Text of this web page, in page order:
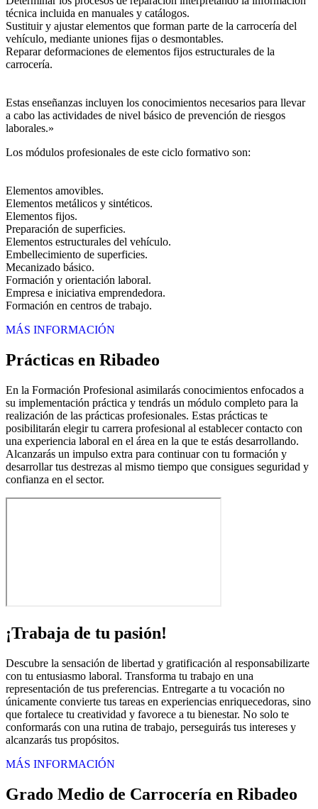
técnica incluida en manuales y catálogos.
Sustituir y ajustar elementos que forman parte de la carrocería del
vehículo, mediante uniones fijas o desmontables.
Reparar deformaciones de elementos fijos estructurales de la
carrocería.
Estas enseñanzas incluyen los conocimientos necesarios para llevar
a cabo las actividades de nivel básico de prevención de riesgos
laborales.»
Los módulos profesionales de este ciclo formativo son:
Elementos amovibles.
Elementos metálicos y sintéticos.
Elementos fijos.
Preparación de superficies.
Elementos estructurales del vehículo.
Embellecimiento de superficies.
Mecanizado básico.
Formación y orientación laboral.
Empresa e iniciativa emprendedora.
Formación en centros de trabajo.
MÁS INFORMACIÓN
Prácticas en Ribadeo
En la Formación Profesional asimilarás conocimientos enfocados a
su implementación práctica y tendrás un módulo completo para la
realización de las prácticas profesionales. Estas prácticas te
posibilitarán elegir tu carrera profesional al establecer contacto con
una experiencia laboral en el área en la que te estás desarrollando.
Alcanzarás un impulso extra para continuar con tu formación y
desarrollar tus destrezas al mismo tiempo que consigues seguridad y
confianza en el sector.
¡Trabaja de tu pasión!
Descubre la sensación de libertad y gratificación al responsabilizarte
con tu entusiasmo laboral. Transforma tu trabajo en una
representación de tus preferencias. Entregarte a tu vocación no
únicamente convierte tus tareas en experiencias enriquecedoras, sino
que fortalece tu creatividad y favorece a tu bienestar. No solo te
conformarás con una rutina de trabajo, perseguirás tus intereses y
alcanzarás tus propósitos.
MÁS INFORMACIÓN
Grado Medio de Carrocería en Ribadeo